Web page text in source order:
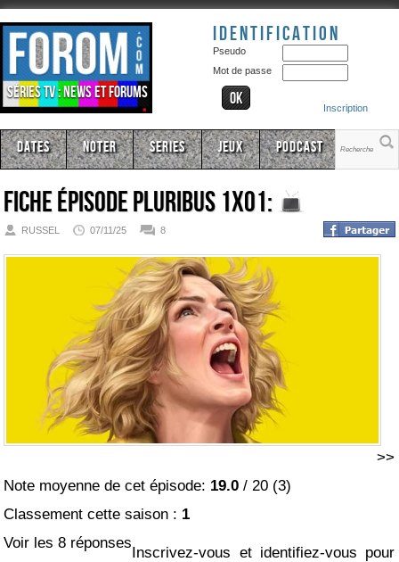
Séries TV : news et forums
Identification
Pseudo
Mot de passe
Inscription
Dates Noter Series Jeux Podcast
Fiche épisodePluribus 1x01:
RUSSEL 07/11/25 8
>>
Note moyenne de cet épisode: 19.0 / 20 (3)
Classement cette saison : 1
Voir les 8 réponses
Inscrivez-vous et identifiez-vous pour